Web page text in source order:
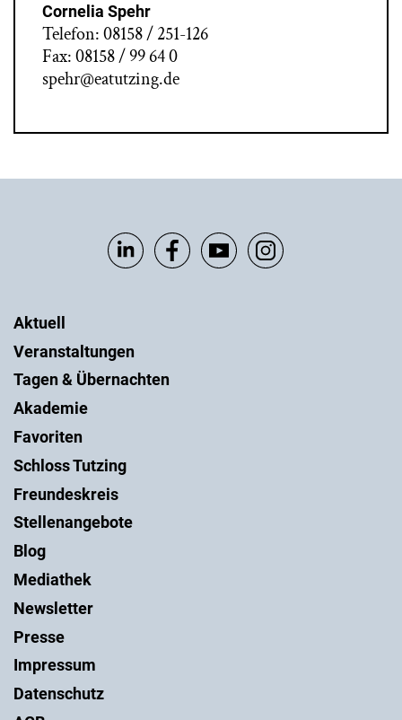
Cornelia Spehr
Telefon: 08158 / 251-126
Fax: 08158 / 99 64 0
spehr@eatutzing.de
Aktuell
Veranstaltungen
Tagen & Übernachten
Akademie
Favoriten
Schloss Tutzing
Freundeskreis
Stellenangebote
Blog
Mediathek
Newsletter
Presse
Impressum
Datenschutz